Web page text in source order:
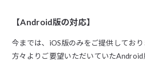
【Android版の対応】
今までは、iOS版のみをご提供してお
方々よりご要望いただいていた